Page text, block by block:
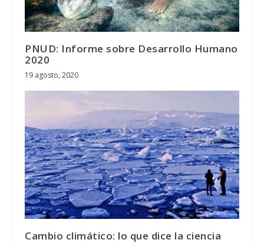
PNUD: Informe sobre Desarrollo Humano
2020
19 agosto, 2020
Cambio climático: lo que dice la ciencia